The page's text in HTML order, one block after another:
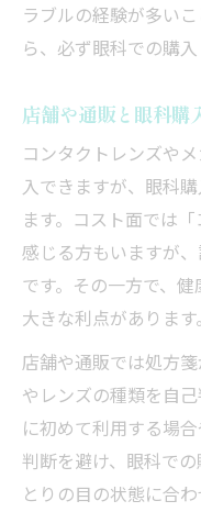
ラブルの経験が多い
ら、必ず眼科での購
店舗や通販と眼科購
コンタクトレンズや
入できますが、眼科
ます。コスト面では
感じる方もいますが
です。その一方で、
大きな利点があります。
店舗や通販では処方
やレンズの種類を自
に初めて利用する場
判断を避け、眼科で
とりの目の状態に合